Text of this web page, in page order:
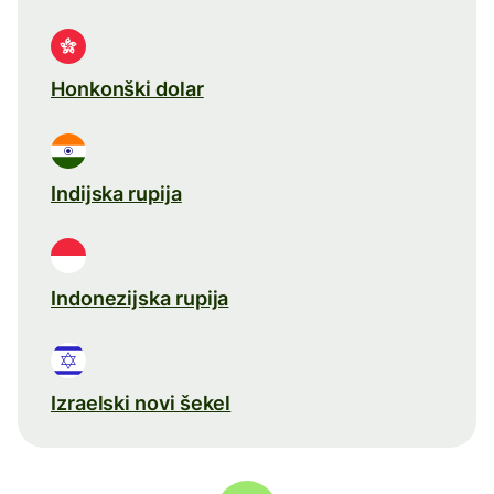
Honkonški dolar
Indijska rupija
Indonezijska rupija
Izraelski novi šekel